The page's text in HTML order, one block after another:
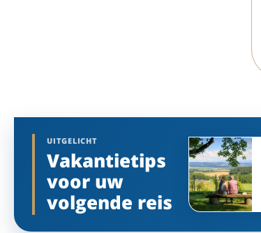
UITGELICHT
Vakantietips
voor uw
volgende reis